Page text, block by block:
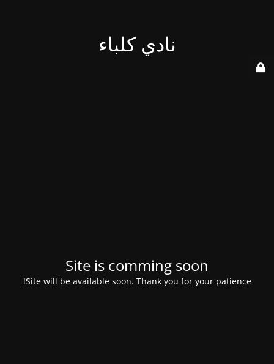
نادي كلباء
Site is comming soon
Site will be available soon. Thank you for your patience!